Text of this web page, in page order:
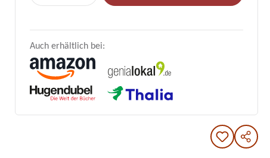
Auch erhältlich bei: